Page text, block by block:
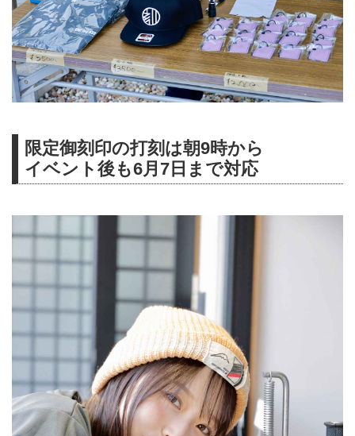
限定御刻印の打刻は朝9時から
イベント後も6月7日まで対応